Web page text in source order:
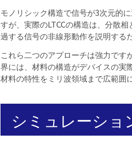
モノリシック構造で信号が3次元的
すが、実際のLTCCの構造は、分散
過する信号の非線形動作を説明する
これら二つのアプローチは強力で
界には、材料の構造がデバイスの実
材料の特性をミリ波領域まで広範囲
シミュレーショ